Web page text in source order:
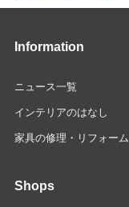
Information
ニュース一覧
インテリアのはなし
家具の修理・リフォーム
Shops